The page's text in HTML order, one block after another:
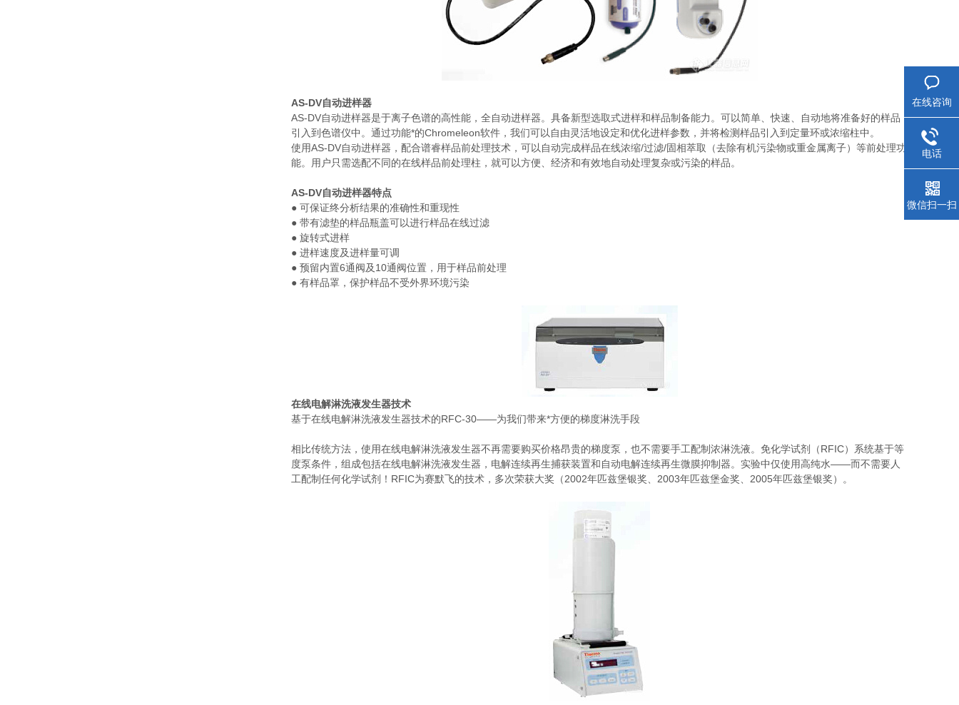
AS-DV自动进样器
AS-DV自动进样器是于离子色谱的高性能，全自动进样器。具备新型选取式进样和样品制备能力。可以简单、快速、自动地将准备好的样品
引入到色谱仪中。通过功能*的Chromeleon软件，我们可以自由灵活地设定和优化进样参数，并将检测样品引入到定量环或浓缩柱中。
使用AS-DV自动进样器，配合谱睿样品前处理技术，可以自动完成样品在线浓缩/过滤/固相萃取（去除有机污染物或重金属离子）等前处理功
能。用户只需选配不同的在线样品前处理柱，就可以方便、经济和有效地自动处理复杂或污染的样品。
AS-DV自动进样器特点
● 可保证终分析结果的准确性和重现性
● 带有滤垫的样品瓶盖可以进行样品在线过滤
● 旋转式进样
● 进样速度及进样量可调
● 预留内置6通阀及10通阀位置，用于样品前处理
● 有样品罩，保护样品不受外界环境污染
在线电解淋洗液发生器技术
基于在线电解淋洗液发生器技术的RFC-30——为我们带来*方便的梯度淋洗手段
相比传统方法，使用在线电解淋洗液发生器不再需要购买价格昂贵的梯度泵，也不需要手工配制浓淋洗液。免化学试剂（RFIC）系统基于等
度泵条件，组成包括在线电解淋洗液发生器，电解连续再生捕获装置和自动电解连续再生微膜抑制器。实验中仅使用高纯水——而不需要人
工配制任何化学试剂！RFIC为赛默飞的技术，多次荣获大奖（2002年匹兹堡银奖、2003年匹兹堡金奖、2005年匹兹堡银奖）。
在线咨询
电话
微信扫一扫